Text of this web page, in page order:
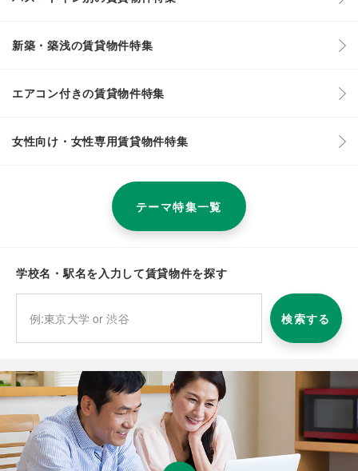
新築・築浅の賃貸物件特集
エアコン付きの賃貸物件特集
女性向け・女性専用賃貸物件特集
テーマ特集一覧
学校名・駅名を入力して賃貸物件を探す
検索する